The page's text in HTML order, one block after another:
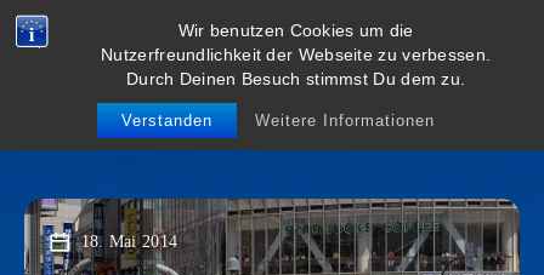
Wir benutzen Cookies um die
Nutzerfreundlichkeit der Webseite zu verbessen.
Durch Deinen Besuch stimmst Du dem zu.
Verstanden Weitere Informationen
viel weiter
weg
18. Mai 2014